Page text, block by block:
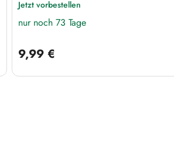
Jetzt vorbestellen
nur noch 73 Tage
9,99 €